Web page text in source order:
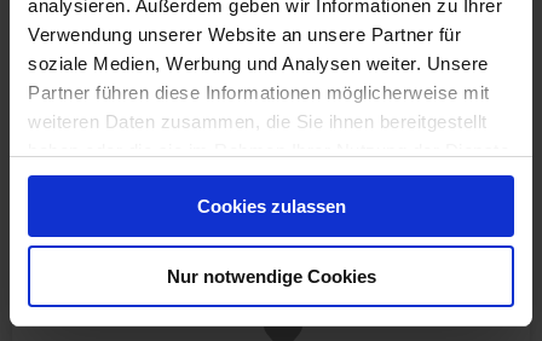
analysieren. Außerdem geben wir Informationen zu Ihrer
Verwendung unserer Website an unsere Partner für
soziale Medien, Werbung und Analysen weiter. Unsere
Partner führen diese Informationen möglicherweise mit
weiteren Daten zusammen, die Sie ihnen bereitgestellt
gesammelt haben.
Cookies zulassen
Nur notwendige Cookies
Günstigster Preis pro Person aus allen Angeboten ab
719 €